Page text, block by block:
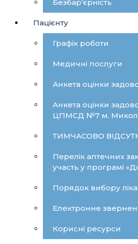
Безбар’єрність
Пацієнту
Графік роботи
Медичні послуги
Анкета оцінки
Анкета оцінки
ЦПМСД №7 м.
ТИМЧАСОВО
Перелік аптечних
участь у програмі
Порядок вибору
Електронне
Корисні ресурси